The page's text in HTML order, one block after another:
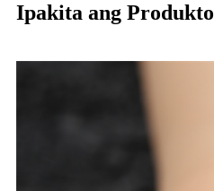
Ipakita ang Produkto